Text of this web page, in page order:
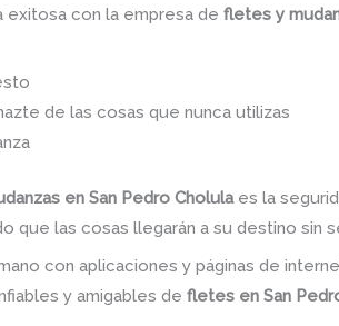
exitosa con la empresa defletes y
de las cosas que nunca utilizas
en San Pedro Cholula es la
que las cosas llegarán a su destino sin
con aplicaciones y páginas de
y amigables defletes en San